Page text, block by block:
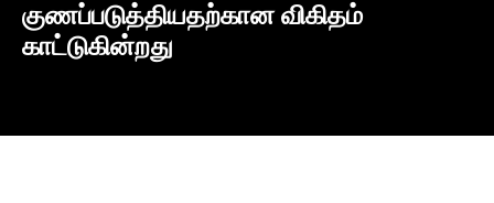
குணப்படுத்தியதற்கான விகிதம்
காட்டுகின்றது